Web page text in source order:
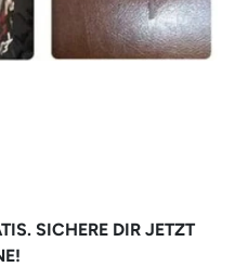
SICHERE DIR JETZT